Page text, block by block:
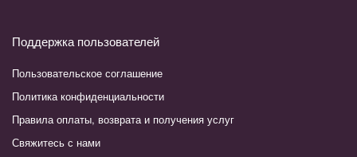
Поддержка пользователей
Пользовательское соглашение
Политика конфиденциальности
Правила оплаты, возврата и получения услуг
Свяжитесь с нами